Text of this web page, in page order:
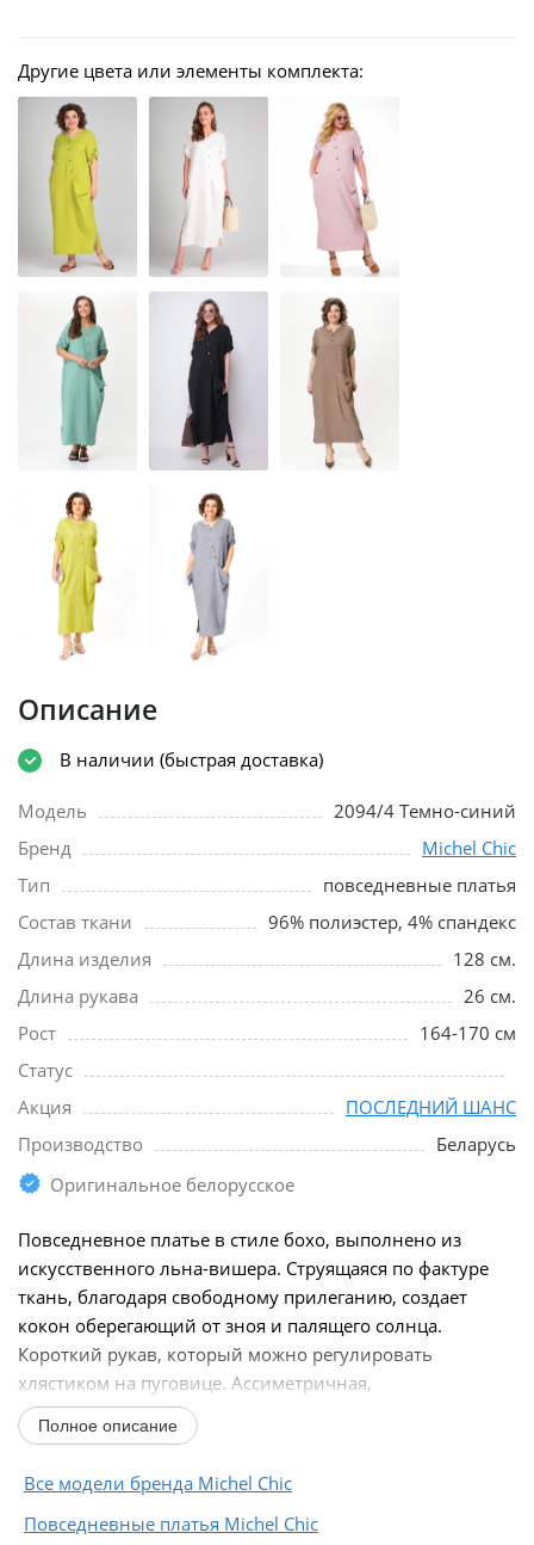
Другие цвета или элементы комплекта:
Описание
В наличии (быстрая доставка)
Модель
2094/4 Темно-синий
Бренд
Michel Chic
Тип
повседневные платья
Состав ткани
96% полиэстер, 4% спандекс
Длина изделия
128 см.
Длина рукава
26 см.
Рост
164-170 см
Статус
Акция
ПОСЛЕДНИЙ ШАНС
Производство
Беларусь
Оригинальное белорусское
Повседневное платье в стиле бохо, выполнено из
искусственного льна-вишера. Струящаяся по фактуре
ткань, благодаря свободному прилеганию, создает
кокон оберегающий от зноя и палящего солнца.
Короткий рукав, который можно регулировать
хлястиком на пуговице. Ассиметричная,
функциональная...
Полное описание
Все модели бренда Michel Chic
Повседневные платья Michel Chic